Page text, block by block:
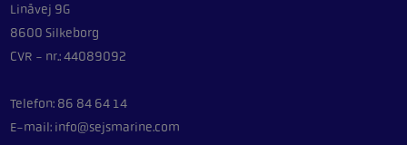
Linåvej 9G
8600 Silkeborg
CVR - nr.: 44089092
Telefon: 86 84 64 14
E-mail: info@sejsmarine.com